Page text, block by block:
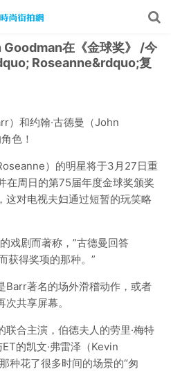
在《金球奖》 /今
Roseanne&rdquo;复
）和约翰·古德曼（John
色！
）的明星将于3月27日重
在周日的第75届年度金球奖颁奖
这对电视夫妇通过短暂的玩笑略
戏剧而著称，”古德曼回答
获得奖项的那种。”
Barr著名的场外滑稽动作，或者
共享屏幕。
合主演，伯德夫人的劳里·梅特
的凯文·弗雷泽（Kevin
种花了很多时间的场景的“匆